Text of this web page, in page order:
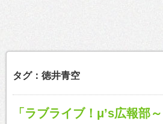
タグ：徳井青空
「ラブライブ！μ’s広報部